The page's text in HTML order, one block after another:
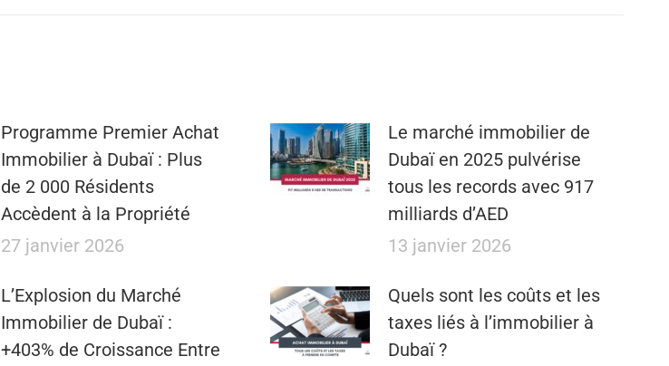
​​Programme Premier Achat
Immobilier à Dubaï : Plus
de 2 000 Résidents
Accèdent à la Propriété
27 janvier 2026
Le marché immobilier de
Dubaï en 2025 pulvérise
tous les records avec 917
milliards d’AED
13 janvier 2026
L’Explosion du Marché
Immobilier de Dubaï :
+403% de Croissance Entre
Quels sont les coûts et les
taxes liés à l’immobilier à
Dubaï ?